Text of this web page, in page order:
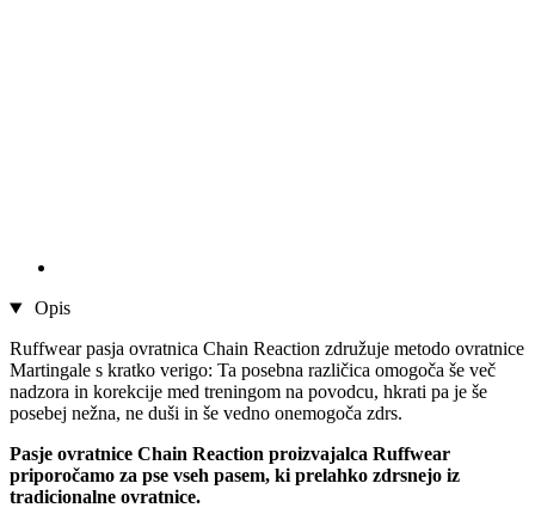
Opis
Ruffwear pasja ovratnica Chain Reaction združuje metodo ovratnice
Martingale s kratko verigo: Ta posebna različica omogoča še več
nadzora in korekcije med treningom na povodcu, hkrati pa je še
posebej nežna, ne duši in še vedno onemogoča zdrs.
Pasje ovratnice Chain Reaction proizvajalca Ruffwear
priporočamo za pse vseh pasem, ki prelahko zdrsnejo iz
tradicionalne ovratnice.